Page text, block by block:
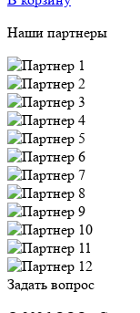
Наши партнеры
Задать вопрос